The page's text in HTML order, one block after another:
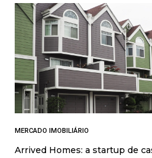
MERCADO IMOBILIÁRIO
Arrived Homes: a startup de